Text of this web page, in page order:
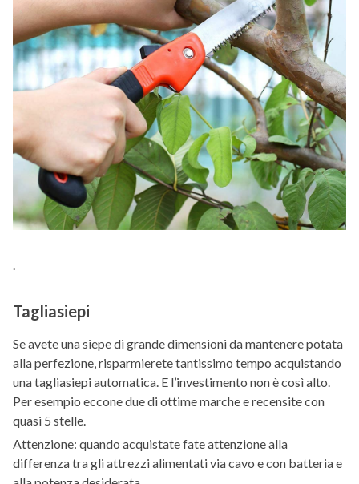
Tagliasiepi
Se avete una siepe di grande dimensioni da mantenere potata
alla perfezione, risparmierete tantissimo tempo acquistando
una tagliasiepi automatica. E l’investimento non è così alto.
Per esempio eccone due di ottime marche e recensite con
quasi 5 stelle.
Attenzione: quando acquistate fate attenzione alla
differenza tra gli attrezzi alimentati via cavo e con batteria e